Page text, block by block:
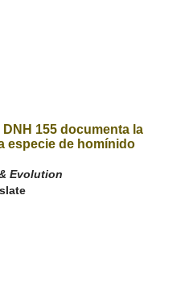
155 documenta la
especie de homínido
Evolution